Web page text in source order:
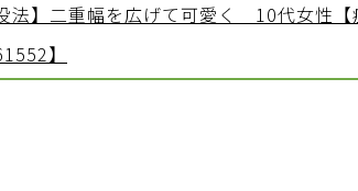
法】二重幅を広げて可愛く 10代女性【
】